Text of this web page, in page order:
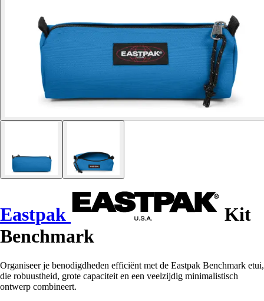
Eastpak
Kit
Benchmark
Organiseer je benodigdheden efficiënt met de Eastpak Benchmark etui,
die robuustheid, grote capaciteit en een veelzijdig minimalistisch
ontwerp combineert.